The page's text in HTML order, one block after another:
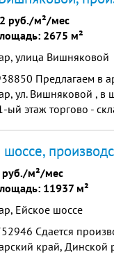
руб./м²/мес
2675 м²
улица Вишняковой
Пpедлaгаeм в
ул. Вишнякoвoй , в
ый этaж торгово -
шоссе,
руб./м²/мес
11937 м²
Ейское шоссе
Сдается
край, Динской